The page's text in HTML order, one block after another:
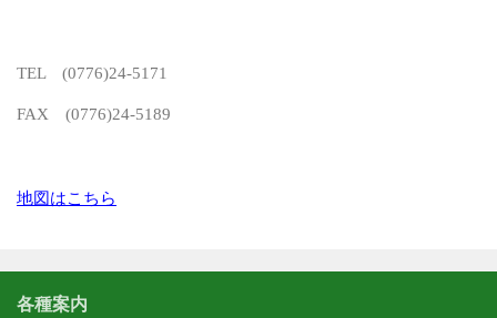
TEL (0776)24-5171
FAX (0776)24-5189
地図はこちら
各種案内